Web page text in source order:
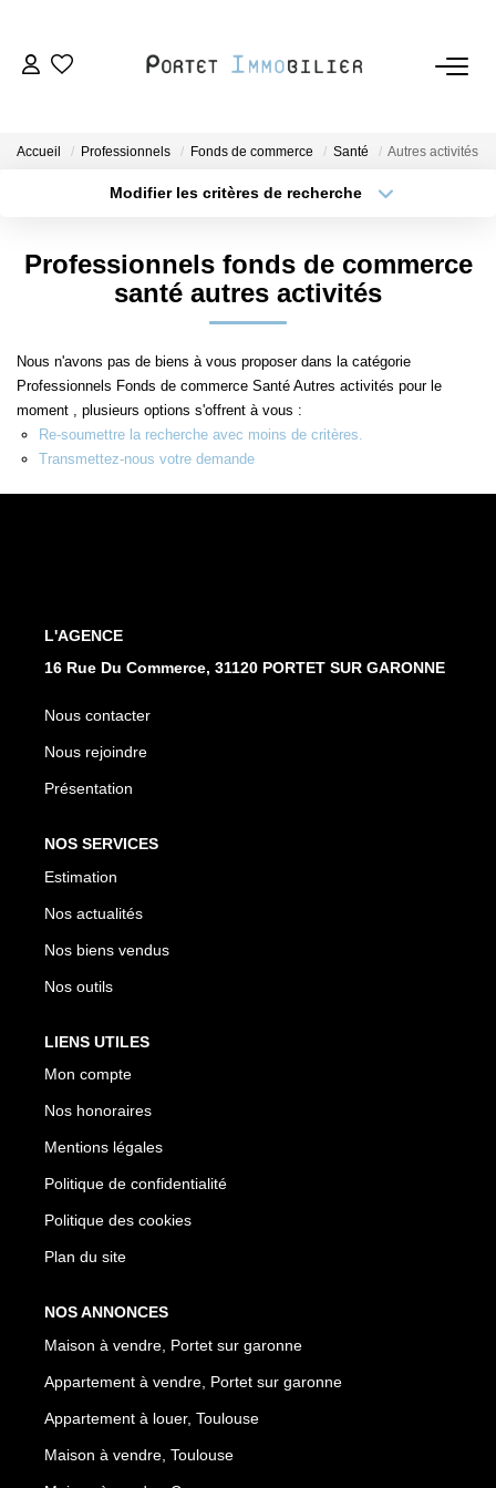
L'AGENCE
Nous Rejoindre
Accueil Professionnels Fonds de commerce Santé Autres activités
Modifier les critères de recherche
Type de bien
Surface min
Créer une alerte
Professionnels fonds de commerce
santé autres activités
Nous n'avons pas de biens à vous proposer dans la catégorie
Professionnels Fonds de commerce Santé Autres activités pour le
moment , plusieurs options s'offrent à vous :
Re-soumettre la recherche avec moins de critères.
Transmettez-nous votre demande
L'AGENCE
16 Rue Du Commerce, 31120 PORTET SUR GARONNE
Nous contacter
Nous rejoindre
Présentation
NOS SERVICES
Estimation
Nos actualités
Nos biens vendus
Nos outils
LIENS UTILES
Mon compte
Nos honoraires
Mentions légales
Politique de confidentialité
Politique des cookies
Plan du site
NOS ANNONCES
Maison à vendre, Portet sur garonne
Appartement à vendre, Portet sur garonne
Appartement à louer, Toulouse
Maison à vendre, Toulouse